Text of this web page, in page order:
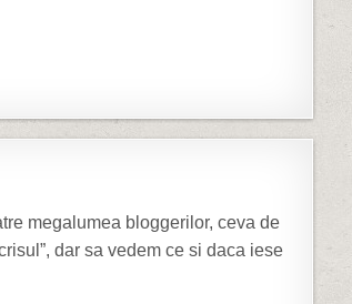
megalumea bloggerilor, ceva de
dar sa vedem ce si daca iese